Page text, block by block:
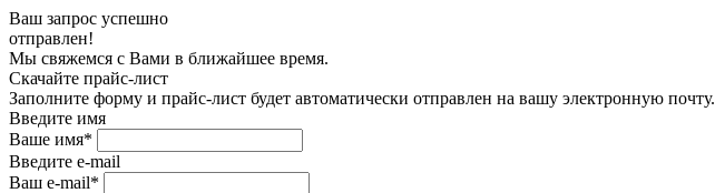
Ваш запрос успешно
отправлен!
Мы свяжемся с Вами в ближайшее время.
Скачайте прайс-лист
Заполните форму и прайс-лист будет автоматически отправлен на вашу электронную почту.
Введите имя
Ваше имя*
Введите e-mail
Ваш e-mail*